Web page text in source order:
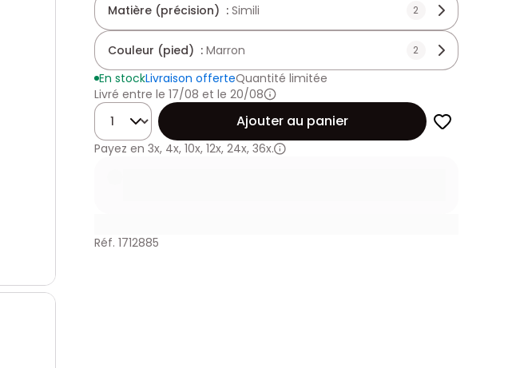
Matière (précision) : Simili 2
Couleur (pied) : Marron 2
En stockLivraison offerteQuantité limitée
Livré entre le 17/08 et le 20/08
Quantité
Ajouter au panier
Payez en 3x, 4x, 10x, 12x, 24x, 36x.
Réf. 1712885